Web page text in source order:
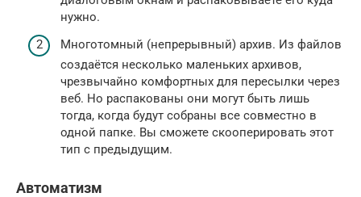
нужно.
Многотомный (непрерывный) архив. Из файлов
создаётся несколько маленьких архивов,
чрезвычайно комфортных для пересылки через
веб. Но распакованы они могут быть лишь
тогда, когда будут собраны все совместно в
одной папке. Вы сможете скооперировать этот
тип с предыдущим.
Автоматизм